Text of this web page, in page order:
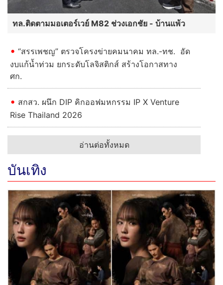
ทล.ติดตามมอเตอร์เวย์ M82 ช่วงเอกชัย - บ้านแพ้ว
“สรรเพชญ” ตรวจโครงข่ายคมนาคม ทล.-ทช. อัด
งบแก้น้ำท่วม ยกระดับโลจิสติกส์ สร้างโอกาสทาง
ศก.
สกสว. ผนึก DIP คิกออฟมหกรรม IP X Venture
Rise Thailand 2026
อ่านต่อทั้งหมด
บันเทิง